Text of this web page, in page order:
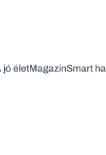
jó életMagazinSmart